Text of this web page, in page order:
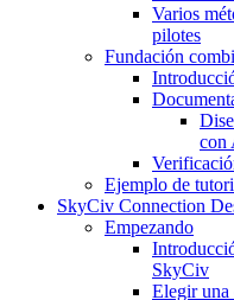
Varios
pilotes
Fundación
con
Ejemplo de
SkyCiv Connection
Empezando
SkyCiv
Elegir